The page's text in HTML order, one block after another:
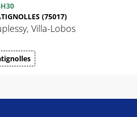
(75017)
Villa-Lobos